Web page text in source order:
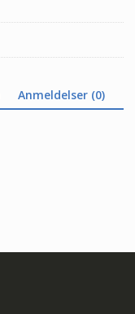
Anmeldelser (0)